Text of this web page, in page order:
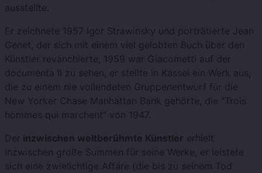
ausstellte.
Er zeichnete 1957 Igor Strawinsky und porträtierte Jean
Genet, der sich mit einem viel gelobten Buch über den
Künstler revanchierte, 1959 war Giacometti auf der
documenta II zu sehen, er stellte in Kassel ein Werk aus,
die zu einem nie vollendeten Gruppenentwurf für die
New Yorker Chase Manhattan Bank gehörte, die “Trois
hommes qui marchent” von 1947.
Der inzwischen weltberühmte Künstler erhielt
inzwischen große Summen für seine Werke, er leistete
sich eine zwielichtige Affäre (die bis zu seinem Tod